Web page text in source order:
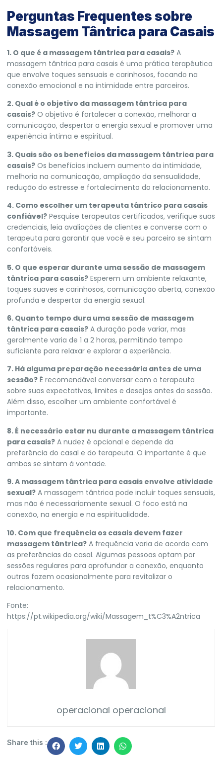
Perguntas Frequentes sobre
Massagem Tântrica para Casais
1. O que é a massagem tântrica para casais? A
massagem tântrica para casais é uma prática terapêutica
que envolve toques sensuais e carinhosos, focando na
conexão emocional e na intimidade entre parceiros.
2. Qual é o objetivo da massagem tântrica para
casais? O objetivo é fortalecer a conexão, melhorar a
comunicação, despertar a energia sexual e promover uma
experiência íntima e espiritual.
3. Quais são os benefícios da massagem tântrica para
casais? Os benefícios incluem aumento da intimidade,
melhoria na comunicação, ampliação da sensualidade,
redução do estresse e fortalecimento do relacionamento.
4. Como escolher um terapeuta tântrico para casais
confiável? Pesquise terapeutas certificados, verifique suas
credenciais, leia avaliações de clientes e converse com o
terapeuta para garantir que você e seu parceiro se sintam
confortáveis.
5. O que esperar durante uma sessão de massagem
tântrica para casais? Esperem um ambiente relaxante,
toques suaves e carinhosos, comunicação aberta, conexão
profunda e despertar da energia sexual.
6. Quanto tempo dura uma sessão de massagem
tântrica para casais? A duração pode variar, mas
geralmente varia de 1 a 2 horas, permitindo tempo
suficiente para relaxar e explorar a experiência.
7. Há alguma preparação necessária antes de uma
sessão? É recomendável conversar com o terapeuta
sobre suas expectativas, limites e desejos antes da sessão.
Além disso, escolher um ambiente confortável é
importante.
8. É necessário estar nu durante a massagem tântrica
para casais? A nudez é opcional e depende da
preferência do casal e do terapeuta. O importante é que
ambos se sintam à vontade.
9. A massagem tântrica para casais envolve atividade
sexual? A massagem tântrica pode incluir toques sensuais,
mas não é necessariamente sexual. O foco está na
conexão, na energia e na espiritualidade.
10. Com que frequência os casais devem fazer
massagem tântrica? A frequência varia de acordo com
as preferências do casal. Algumas pessoas optam por
sessões regulares para aprofundar a conexão, enquanto
outras fazem ocasionalmente para revitalizar o
relacionamento.
Fonte:
https://pt.wikipedia.org/wiki/Massagem_t%C3%A2ntrica
operacional operacional
Share this :